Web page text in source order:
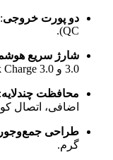
دو پورت خروجی
QC).
شارژ سریع
3.0 و Quick Charge 3.0.
محافظت چندلایه
اضافی، اتصال
طراحی جمع‌وجور
گرم.